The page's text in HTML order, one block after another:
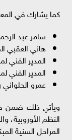
كما يشارك في
سامر عبد
هاني العقبي
المدير الفني
المدير الفني
عمرو
ويأتي ذلك ضمن
النظم الأوروبية،
المراحل السنية